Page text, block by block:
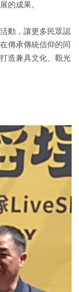
的成果。
動，讓更多民眾認
傳承傳統信仰的同
造兼具文化、觀光